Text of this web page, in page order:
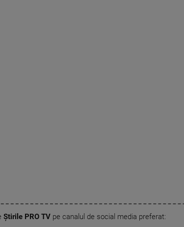
Știrile PRO TVpe canalul de social media preferat: